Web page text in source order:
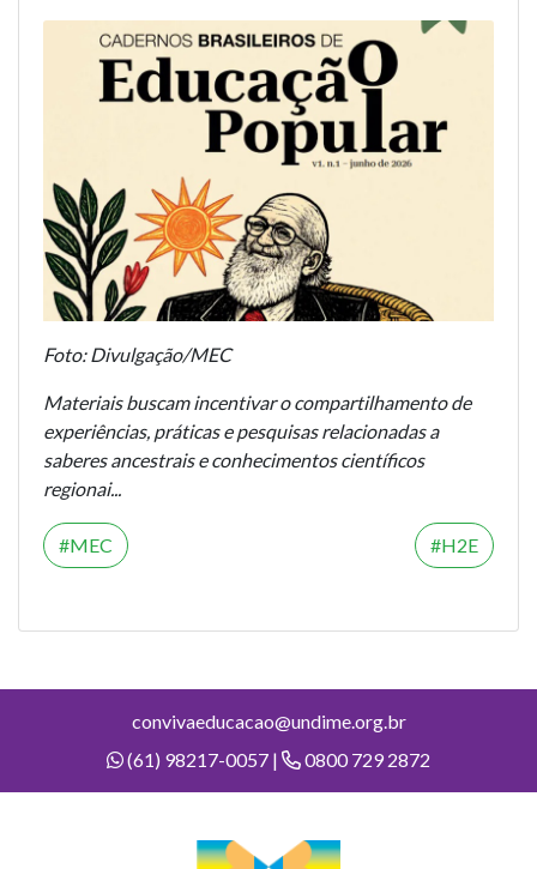
Foto: Divulgação/MEC
Materiais buscam incentivar o compartilhamento de
experiências, práticas e pesquisas relacionadas a
saberes ancestrais e conhecimentos científicos
regionai...
MEC H2E
convivaeducacao@undime.org.br
(61) 98217-0057 |
0800 729 2872